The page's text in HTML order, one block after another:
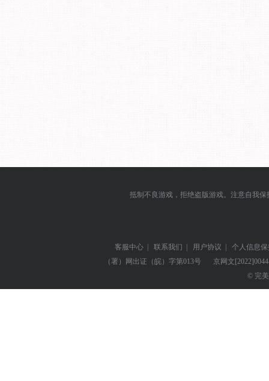
抵制不良游戏，拒绝盗版游戏。注意自我
客服中心 | 联系我们 | 用户协议 |
个人信息
（署）网出证（皖）字第013号
京网文
© 完美